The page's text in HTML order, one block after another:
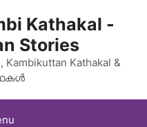
Kathakal -
Stories
Kambikuttan Kathakal &